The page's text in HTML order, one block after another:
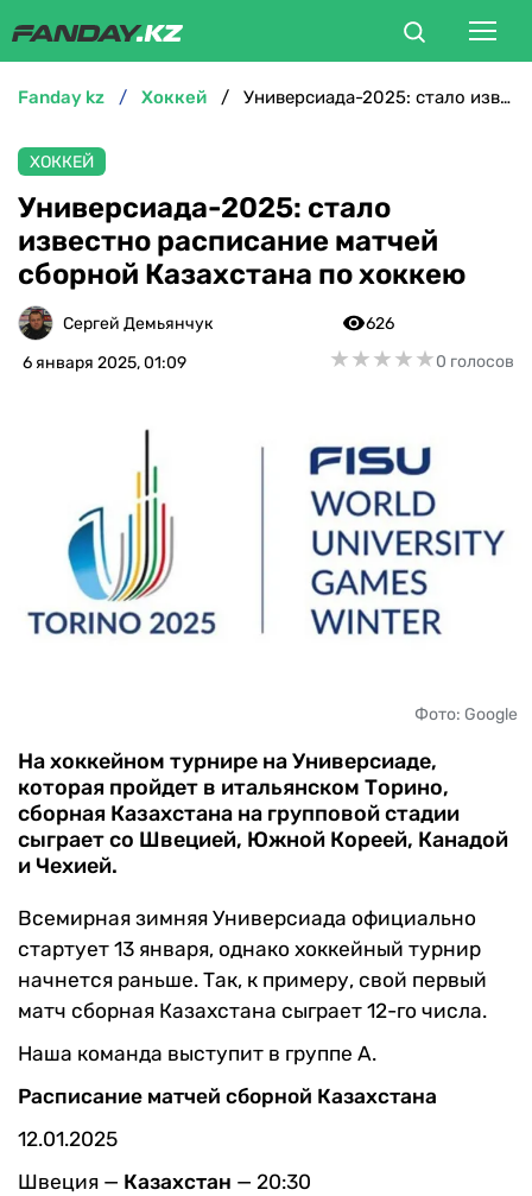
БОКС
ММА
ТЕННИС
ХОККЕЙ
ВЕЛОСПОРТ
ЧМ-2026
ДРУГИЕ
fanday kz хоккей Универсиада-2025: стало известно расписание матчей сборной Казахстана по хоккею
ХОККЕЙ
Универсиада-2025: стало
известно расписание матчей
сборной Казахстана по хоккею
Сергей Демьянчук
6 января 2025, 01:09
626
★★★★★
★★★★★0 голосов
Фото: Google
На хоккейном турнире на Универсиаде,
которая пройдет в итальянском Торино,
сборная Казахстана на групповой стадии
сыграет со Швецией, Южной Кореей, Канадой
и Чехией.
Всемирная зимняя Универсиада официально
стартует 13 января, однако хоккейный турнир
начнется раньше. Так, к примеру, свой первый
матч сборная Казахстана сыграет 12-го числа.
Наша команда выступит в группе А.
Расписание матчей сборной Казахстана
12.01.2025
Швеция — Казахстан — 20:30